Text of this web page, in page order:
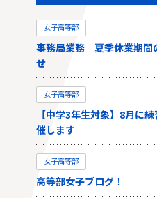
女子高等部
事務局業務 夏季休業期間
せ
女子高等部
【中学3年生対象】8月に
催します
女子高等部
高等部女子ブログ！